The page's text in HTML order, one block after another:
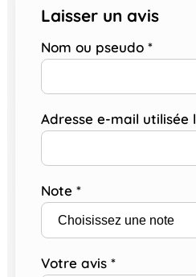
Laisser un avis
Nom ou pseudo *
Adresse e-mail utilisée
Note *
Votre avis *